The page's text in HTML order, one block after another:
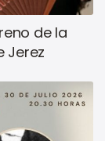
de la
Jerez